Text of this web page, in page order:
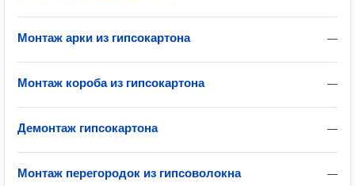
—
Монтаж арки из гипсокартона
—
Монтаж короба из гипсокартона
—
Демонтаж гипсокартона
—
Монтаж перегородок из гипсоволокна